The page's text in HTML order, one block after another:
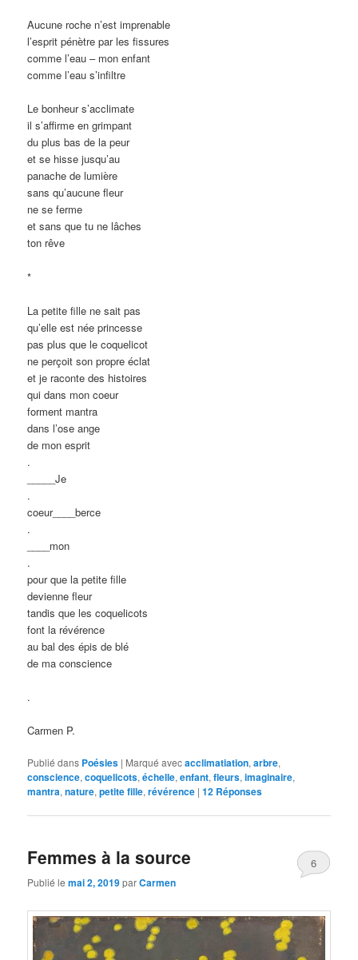
Aucune roche n’est imprenable
l’esprit pénètre par les fissures
comme l’eau – mon enfant
comme l’eau s’infiltre
Le bonheur s’acclimate
il s’affirme en grimpant
du plus bas de la peur
et se hisse jusqu’au
panache de lumière
sans qu’aucune fleur
ne se ferme
et sans que tu ne lâches
ton rêve
*
La petite fille ne sait pas
qu’elle est née princesse
pas plus que le coquelicot
ne perçoit son propre éclat
et je raconte des histoires
qui dans mon coeur
forment mantra
dans l’ose ange
de mon esprit
.
_____Je
.
coeur____berce
.
____mon
.
pour que la petite fille
devienne fleur
tandis que les coquelicots
font la révérence
au bal des épis de blé
de ma conscience
.
Carmen P.
Publié dans Poésies | Marqué avecacclimatiation,arbre,
conscience,coquelicots,échelle,enfant,fleurs,imaginaire,
mantra,nature,petite fille,révérence |12 Réponses
Femmes à la source
Publié lemai 2, 2019parCarmen
6